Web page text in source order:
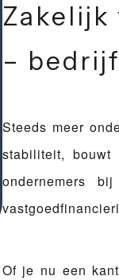
Zakelijk
–
Steeds meer
stabiliteit,
ondernemers
Of je nu een